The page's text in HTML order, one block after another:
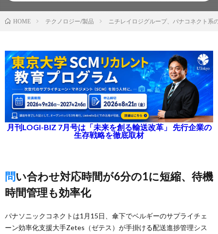
HOME テクノロジー/製品 ニチレイロジグループ、パナコネクト系
月刊LOGI-BIZ 7月号は「未来を創る輸送改革」 先行企業の
生存戦略を徹底取材
問い合わせ対応時間が6分の1に短縮、待機
時間管理も効率化
パナソニックコネクトは1月15日、傘下でベルギーのサプライチェ
ーン効率化支援大手Zetes（ゼテス）が手掛ける配送進捗管理シス